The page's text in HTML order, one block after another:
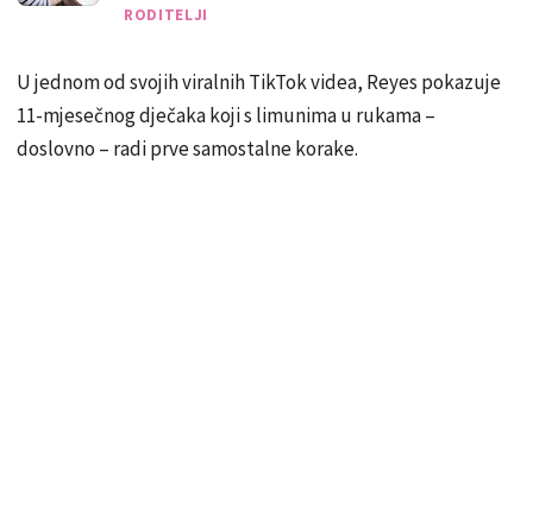
RODITELJI
U jednom od svojih viralnih TikTok videa, Reyes pokazuje
11-mjesečnog dječaka koji s limunima u rukama –
doslovno – radi prve samostalne korake.